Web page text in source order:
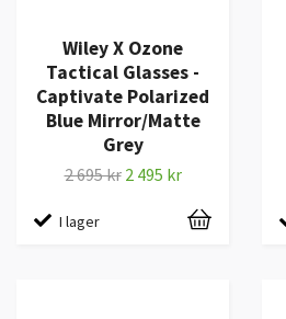
Wiley X Ozone
Tactical Glasses -
Captivate Polarized
Blue Mirror/Matte
Grey
2 695 kr 2 495 kr
I lager